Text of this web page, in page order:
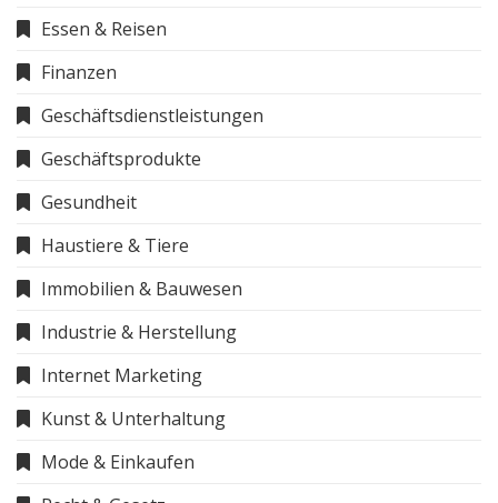
Essen & Reisen
Finanzen
Geschäftsdienstleistungen
Geschäftsprodukte
Gesundheit
Haustiere & Tiere
Immobilien & Bauwesen
Industrie & Herstellung
Internet Marketing
Kunst & Unterhaltung
Mode & Einkaufen